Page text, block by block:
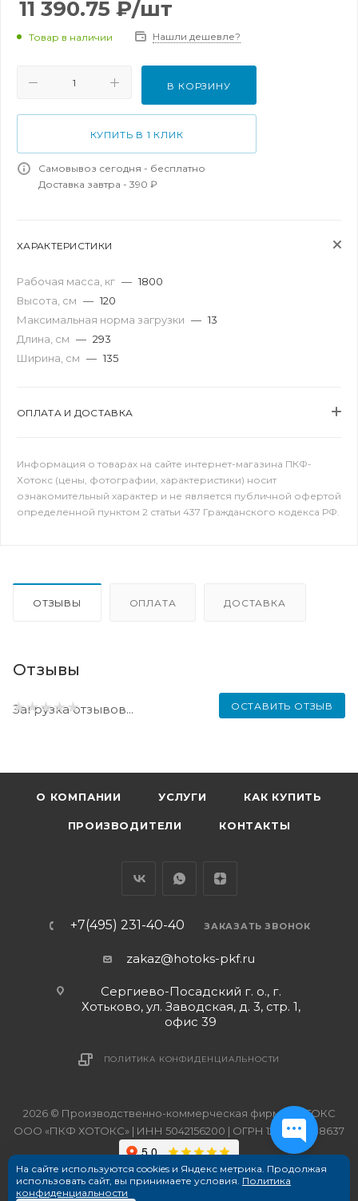
11 390.75 ₽/шт
Товар в наличии Нашли дешевле?
В КОРЗИНУ
КУПИТЬ В 1 КЛИК
Самовывоз сегодня - бесплатно
Доставка завтра - 390 ₽
ХАРАКТЕРИСТИКИ
Рабочая масса, кг — 1800
Высота, см — 120
Максимальная норма загрузки — 13
Длина, см — 293
Ширина, см — 135
ОПЛАТА И ДОСТАВКА
Информация о товарах на сайте интернет-магазина ПКФ-
Хотокс (цены, фотографии, характеристики) носит
ознакомительный характер и не является публичной офертой
определенной пунктом 2 статьи 437 Гражданского кодекса РФ.
ОТЗЫВЫ ОПЛАТА ДОСТАВКА
Отзывы
ОСТАВИТЬ ОТЗЫВ
Загрузка отзывов...
О КОМПАНИИ УСЛУГИ КАК КУПИТЬ
ПРОИЗВОДИТЕЛИ КОНТАКТЫ
+7(495) 231-40-40 ЗАКАЗАТЬ ЗВОНОК
zakaz@hotoks-pkf.ru
Сергиево-Посадский г. о., г.
Хотьково, ул. Заводская, д. 3, стр. 1,
офис 39
ПОЛИТИКА КОНФИДЕНЦИАЛЬНОСТИ
2026 © Производственно-коммерческая фирма ХОТОКС
ООО «ПКФ ХОТОКС» | ИНН 5042156200 | ОГРН 1215000038637
На сайте используются cookies и Яндекс метрика. Продолжая
использовать сайт, вы принимаете условия. Политика
конфиденциальности